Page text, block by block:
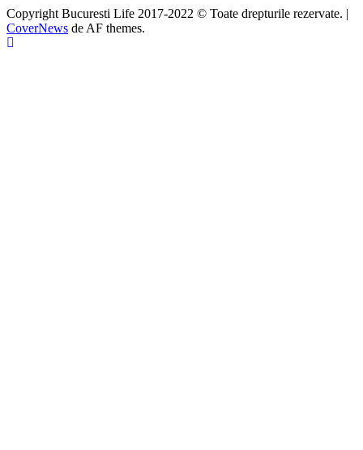
Copyright Bucuresti Life 2017-2022 © Toate drepturile rezervate. |
CoverNews de AF themes.